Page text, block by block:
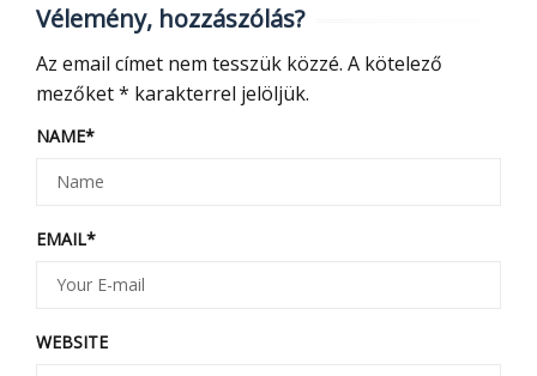
Vélemény, hozzászólás?
Az email címet nem tesszük közzé. A kötelező
mezőket* karakterrel jelöljük.
NAME*
EMAIL*
WEBSITE